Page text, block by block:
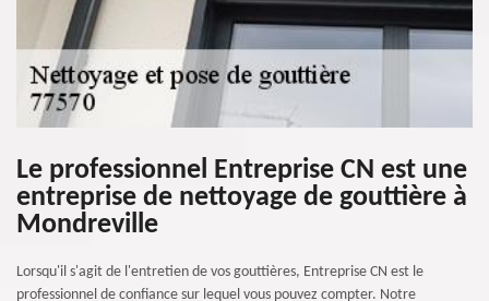
Le professionnel Entreprise CN est une
entreprise de nettoyage de gouttière à
Mondreville
Lorsqu'il s'agit de l'entretien de vos gouttières, Entreprise CN est le
professionnel de confiance sur lequel vous pouvez compter. Notre